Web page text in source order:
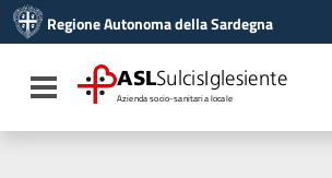
Vai al menu di navigazione
Vai al footer
Regione Autonoma della Sardegna
Toggle navigation
ASLSulcisIglesiente
Azienda socio-sanitaria locale